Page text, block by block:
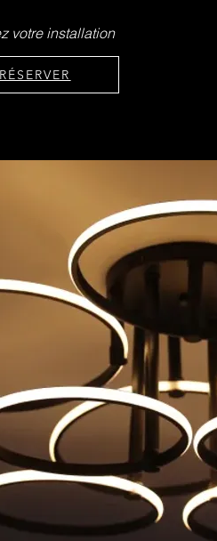
votre installation
RÉSERVER